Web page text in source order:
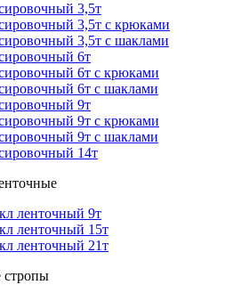
3,5т
3,5т с крюками
3,5т с шаклами
6т
6т с крюками
6т с шаклами
9т
9т с крюками
9т с шаклами
14т
ленточный 9т
ленточный 15т
ленточный 21т
стропы